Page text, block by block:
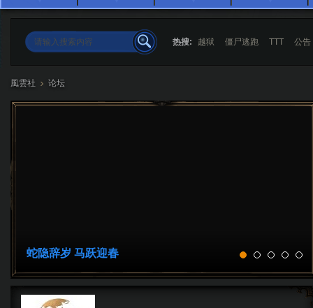
热搜: 越狱 僵尸逃跑 TTT 公告
風雲社 论坛
隐辞岁 马跃迎春 大